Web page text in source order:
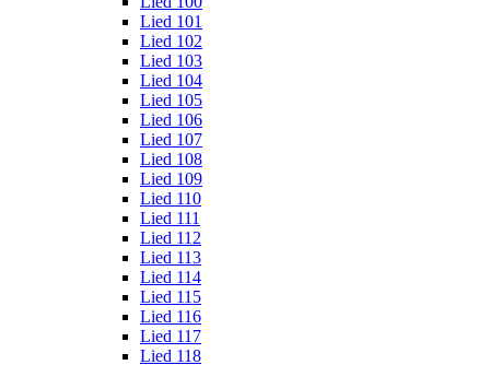
Lied 101
Lied 102
Lied 103
Lied 104
Lied 105
Lied 106
Lied 107
Lied 108
Lied 109
Lied 110
Lied 111
Lied 112
Lied 113
Lied 114
Lied 115
Lied 116
Lied 117
Lied 118